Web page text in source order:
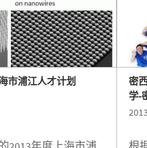
市浦江人才计划
密
学-